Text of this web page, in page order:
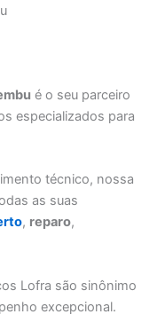
é o seu parceiro
especializados para
técnico, nossa
as suas
, reparo,
Lofra são sinônimo
excepcional.